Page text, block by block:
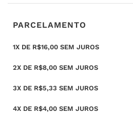
PARCELAMENTO
1X DE R$16,00 SEM JUROS
2X DE R$8,00 SEM JUROS
3X DE R$5,33 SEM JUROS
4X DE R$4,00 SEM JUROS